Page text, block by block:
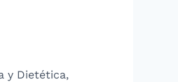
y Dietética,